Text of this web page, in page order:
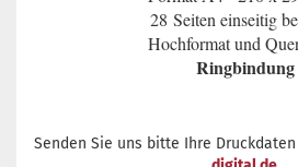
28 Seiten einseitig
Hochformat und
Ringbindung
Senden Sie uns bitte Ihre Druckdaten